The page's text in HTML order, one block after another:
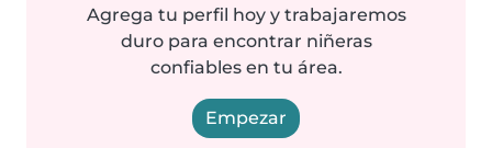
Agrega tu perfil hoy y trabajaremos
duro para encontrar niñeras
confiables en tu área.
Empezar